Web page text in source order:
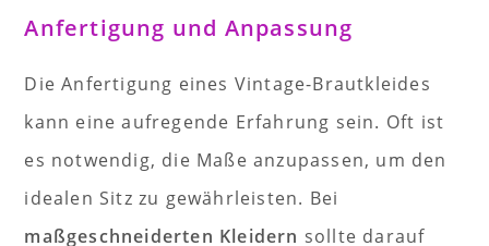
Anfertigung und Anpassung
Die Anfertigung eines Vintage-Brautkleides
kann eine aufregende Erfahrung sein. Oft ist
es notwendig, die Maße anzupassen, um den
idealen Sitz zu gewährleisten. Bei
maßgeschneiderten Kleidern sollte darauf